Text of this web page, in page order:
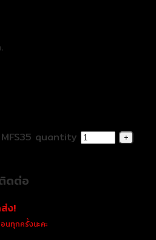
quantity
ดต่อ
ง!
นทุกครั้งนะคะ